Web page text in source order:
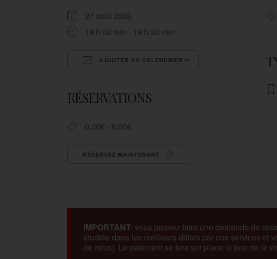
27 août 2026
18 h 00 min - 19 h 30 min
AJOUTER AU CALENDRIER
RÉSERVATIONS
0,00€ - 6,00€
RÉSERVEZ MAINTENANT
IMPORTANT: vous pouvez faire une demande de
étudiée dans les meilleurs délais par nos services et
de refus). Le paiement se fera sur place le jour de la